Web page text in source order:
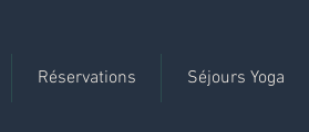
Réservations Séjours Yoga